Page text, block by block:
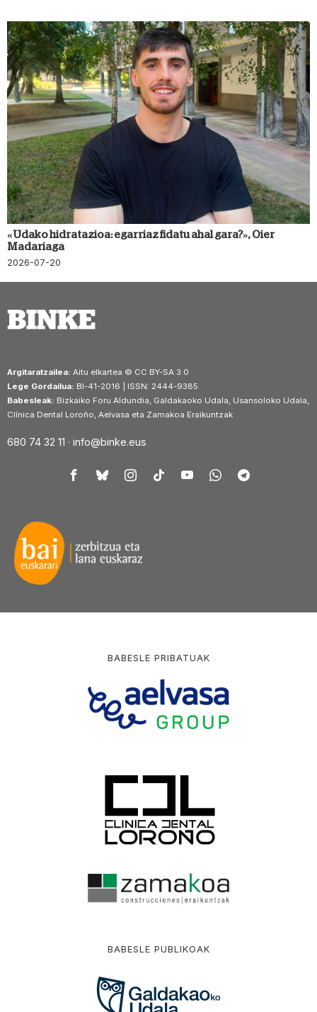
«Udako hidratazioa: egarriaz fidatu ahal gara?», Oier
Madariaga
2026-07-20
Argitaratzailea: Aitu elkartea © CC BY-SA 3.0
Lege Gordailua: BI-41-2016 | ISSN: 2444-9385
Babesleak: Bizkaiko Foru Aldundia, Galdakaoko Udala, Usansoloko Udala,
Clínica Dental Loroño, Aelvasa eta Zamakoa Eraikuntzak
680 74 32 11 · info@binke.eus
BABESLE PRIBATUAK
BABESLE PUBLIKOAK